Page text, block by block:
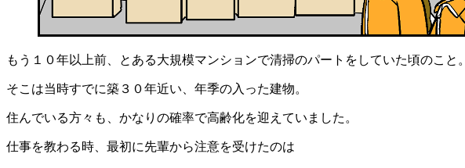
もう１０年以上前、とある大規模マンションで清掃のパートをしていた頃のこと。
そこは当時すでに築３０年近い、年季の入った建物。
住んでいる方々も、かなりの確率で高齢化を迎えていました。
仕事を教わる時、最初に先輩から注意を受けたのは